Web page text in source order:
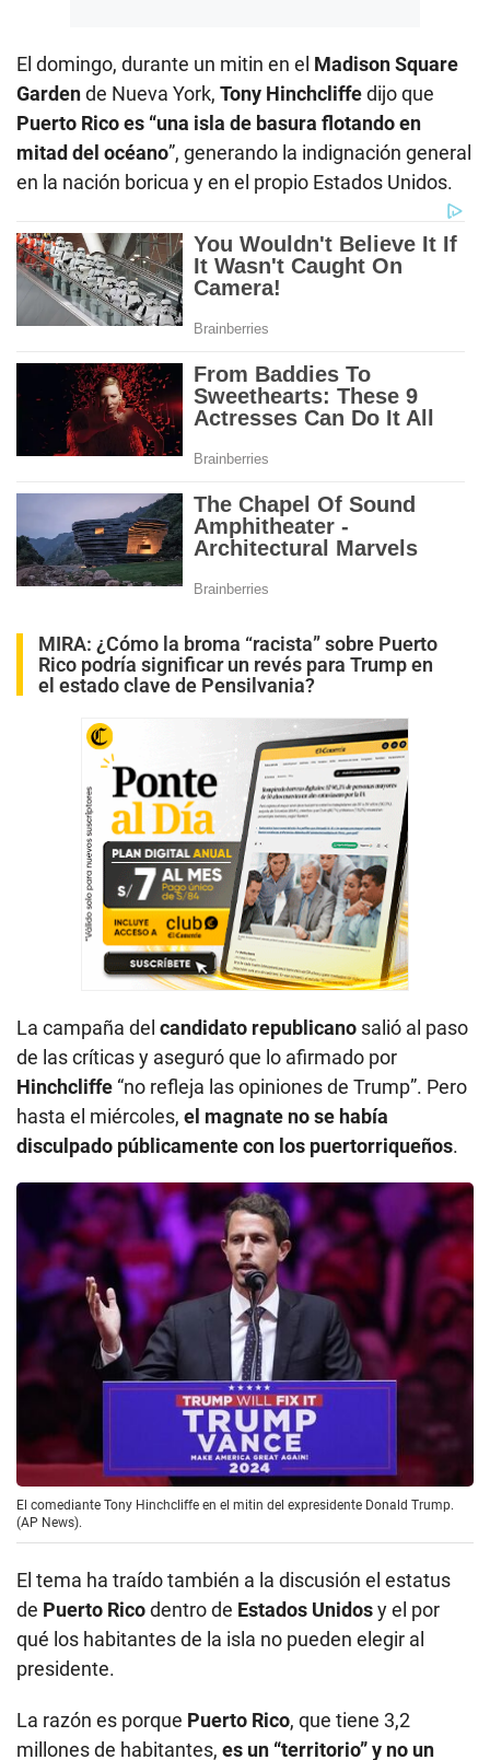
El domingo, durante un mitin en el Madison Square
Gardende Nueva York, Tony Hinchcliffedijo que
Puerto Rico es “una isla de basura flotando en
mitad del océano”, generando la indignación general
en la nación boricua y en el propio Estados Unidos.
MIRA: ¿Cómo la broma “racista” sobre Puerto
Rico podría significar un revés para Trump en
el estado clave de Pensilvania?
La campaña del candidato republicano salió al paso
de las críticas y aseguró que lo afirmado por
Hinchcliffe “no refleja las opiniones de Trump”. Pero
hasta el miércoles, el magnate no se había
disculpado públicamente con los puertorriqueños.
El comediante Tony Hinchcliffe en el mitin del expresidente Donald Trump.
(AP News).
El tema ha traído también a la discusión el estatus
de Puerto Ricodentro de Estados Unidosy el por
qué los habitantes de la isla no pueden elegir al
presidente.
La razón es porque Puerto Rico, que tiene 3,2
millones de habitantes, es un “territorio” y no un